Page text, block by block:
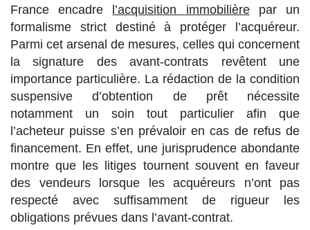
France encadre
l’acquisition immobilièrepar un
formalisme strict destiné à protéger l’acquéreur.
Parmi cet arsenal de mesures, celles qui concernent
la signature des avant-contrats revêtent une
importance particulière. La rédaction de la condition
suspensive d’obtention de prêt nécessite
notamment un soin tout particulier afin que
l’acheteur puisse s’en prévaloir en cas de refus de
financement. En effet, une jurisprudence abondante
montre que les litiges tournent souvent en faveur
des vendeurs lorsque les acquéreurs n’ont pas
respecté avec suffisamment de rigueur les
obligations prévues dans l’avant-contrat.